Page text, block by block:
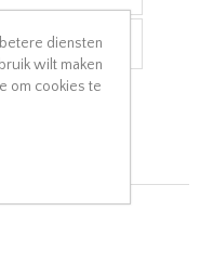
diensten
wilt maken
om cookies te